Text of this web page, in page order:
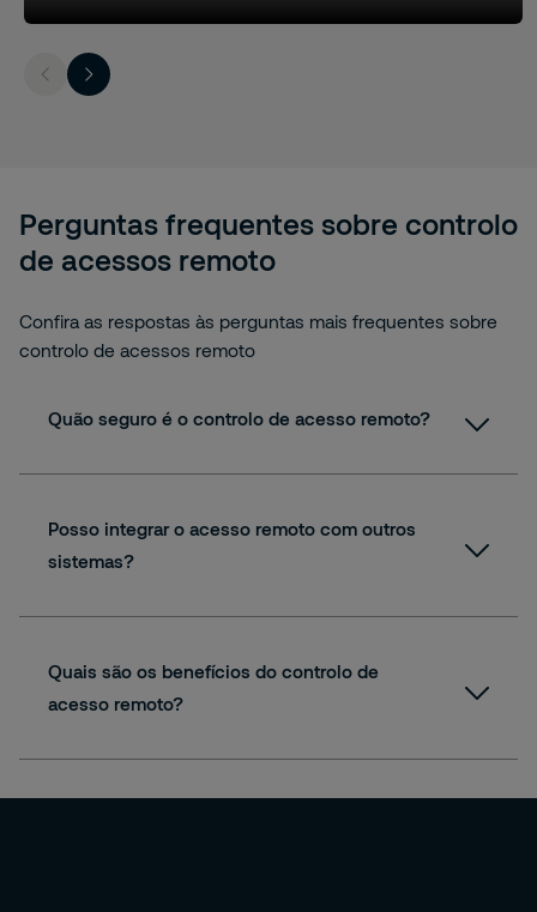
Perguntas frequentes sobre controlo
de acessos remoto
Confira as respostas às perguntas mais frequentes sobre
controlo de acessos remoto
Quão seguro é o controlo de acesso remoto?
Posso integrar o acesso remoto com outros
sistemas?
Quais são os benefícios do controlo de
acesso remoto?